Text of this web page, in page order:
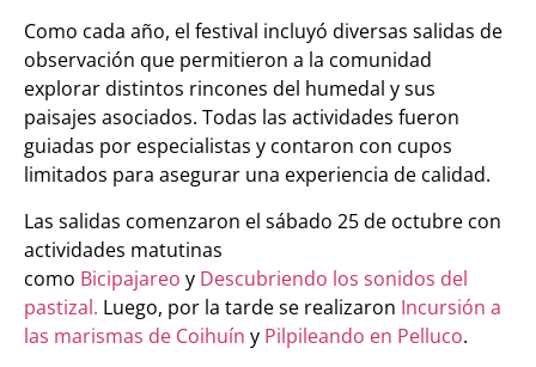
Como cada año, el festival incluyó diversas salidas de
observación que permitieron a la comunidad
explorar distintos rincones del humedal y sus
paisajes asociados. Todas las actividades fueron
guiadas por especialistas y contaron con cupos
limitados para asegurar una experiencia de calidad.
Las salidas comenzaron el sábado 25 de octubre con
actividades matutinas
como Bicipajareo y Descubriendo los sonidos del
pastizal. Luego, por la tarde se realizaron Incursión a
las marismas de Coihuín y Pilpileando en Pelluco.